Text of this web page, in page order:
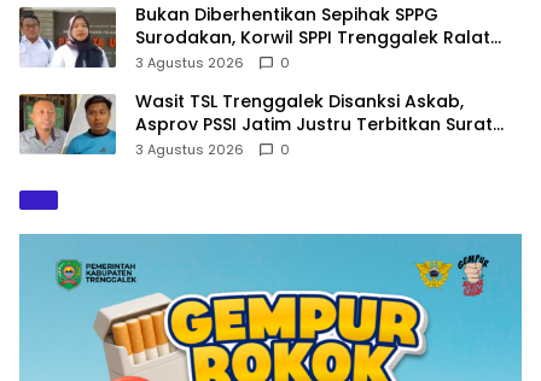
Bukan Diberhentikan Sepihak SPPG
Surodakan, Korwil SPPI Trenggalek Ralat
Pernyataan Soal Permata Umat Tolak MBG
3 Agustus 2026 0
Wasit TSL Trenggalek Disanksi Askab,
Asprov PSSI Jatim Justru Terbitkan Surat
Tugas di Hari yang Sama
3 Agustus 2026 0